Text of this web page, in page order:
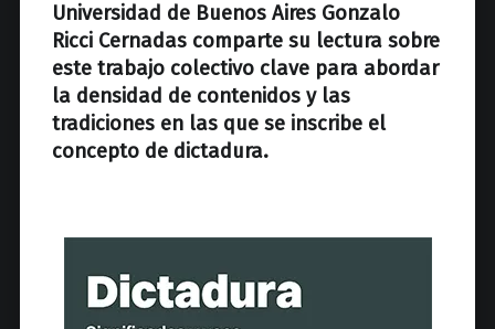
Universidad de Buenos Aires Gonzalo
Ricci Cernadas comparte su lectura sobre
este trabajo colectivo clave para abordar
la densidad de contenidos y las
tradiciones en las que se inscribe el
concepto de dictadura.